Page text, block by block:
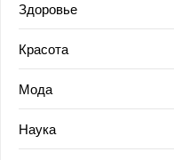
Здоровье
Красота
Мода
Наука